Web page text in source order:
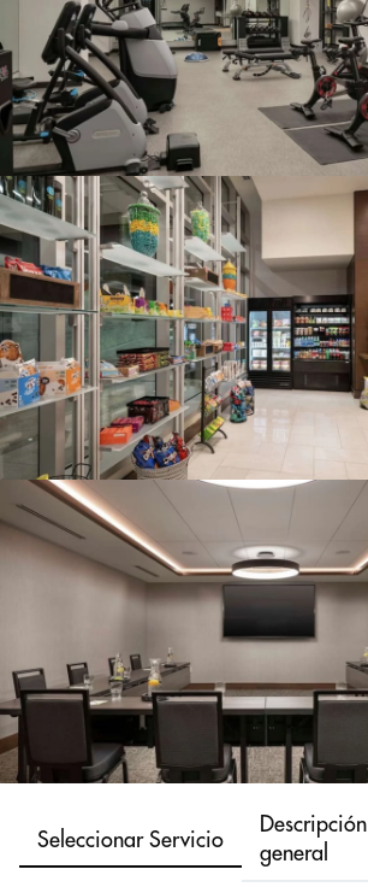
Seleccionar Servicio
Descripción
general